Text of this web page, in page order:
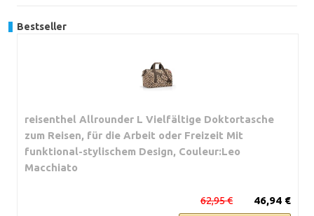
Bestseller
reisenthel Allrounder L Vielfältige Doktortasche
zum Reisen, für die Arbeit oder Freizeit Mit
funktional-stylischem Design, Couleur:Leo
Macchiato
46,94 €
62,95 €